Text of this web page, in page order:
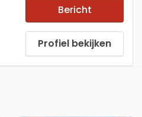
Bericht
Profiel bekijken